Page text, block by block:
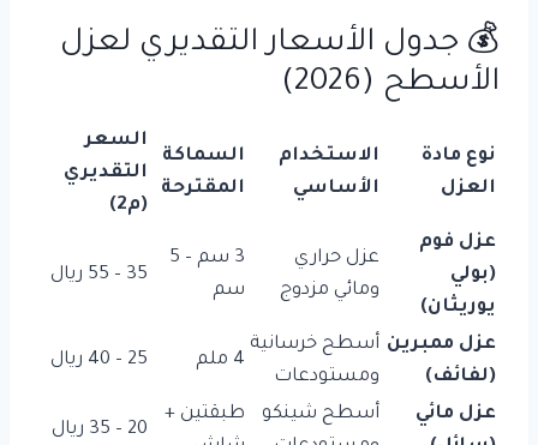
💰 جدول الأسعار التقديري لعزل
الأسطح (2026)
نوع مادة
العزل
الاستخدام
الأساسي
السماكة
المقترحة
السعر
التقديري
(م2)
عزل فوم
(بولي
يوريثان)
عزل حراري
ومائي مزدوج
3 سم – 5
سم
35 – 55 ريال
عزل ممبرين
(لفائف)
أسطح خرسانية
ومستودعات
4 ملم 25 – 40 ريال
عزل مائي
أسطح شينكو
طبقتين +
20 – 35 ريال